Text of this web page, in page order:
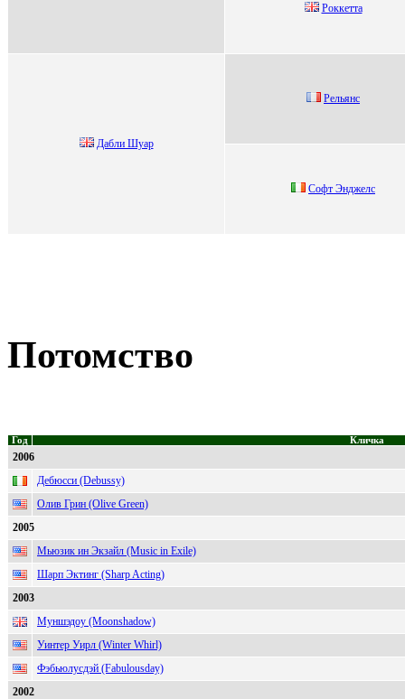
Роккеттa
Дабли Шуар
Рельянc
Coфт Энджелc
Потомство
Год Кличка
2006
Дебюсси (Debussy)
Олив Грин (Olive Green)
2005
Мьюзик ин Экзайл (Music in Exile)
Шарп Эктинг (Sharp Acting)
2003
Муншэдоу (Moonshadow)
Уинтер Уирл (Winter Whirl)
Фэбьюлусдэй (Fabulousday)
2002